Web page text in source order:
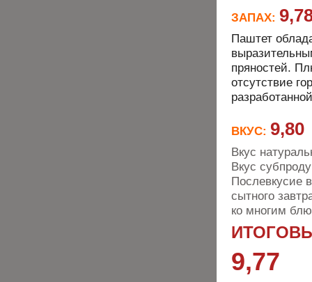
ЗАПАХ:
Паштет
пряностей.
отсутствие
ВКУС: 9,80
Вкус
Вкус
Послевкусие
сытного
ко многим
9,77